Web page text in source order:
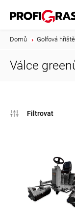
Domů Golfová hřiště
Válce